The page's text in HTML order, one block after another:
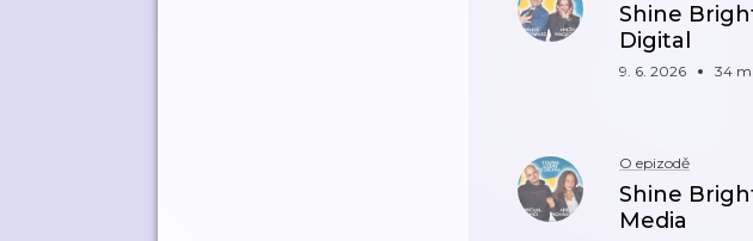
Shine
Digital
9. 6. 2026 34
O epizodě
Shine
Media